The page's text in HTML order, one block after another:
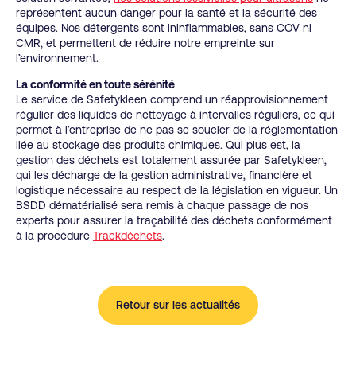
représentent aucun danger pour la santé et la sécurité des
équipes. Nos détergents sont ininflammables, sans COV ni
CMR, et permettent de réduire notre empreinte sur
l’environnement.
La conformité en toute sérénité
Le service de Safetykleen comprend un réapprovisionnement
régulier des liquides de nettoyage à intervalles réguliers, ce qui
permet à l’entreprise de ne pas se soucier de la réglementation
liée au stockage des produits chimiques. Qui plus est, la
gestion des déchets est totalement assurée par Safetykleen,
qui les décharge de la gestion administrative, financière et
logistique nécessaire au respect de la législation en vigueur. Un
BSDD dématérialisé sera remis à chaque passage de nos
experts pour assurer la traçabilité des déchets conformément
à la procédure Trackdéchets.
Retour sur les actualités